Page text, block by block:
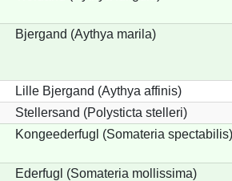
Bjergand (Aythya marila)
Lille Bjergand (Aythya affinis)
Stellersand (Polysticta stelleri)
Kongeederfugl (Somateria spectabilis)
Ederfugl (Somateria mollissima)